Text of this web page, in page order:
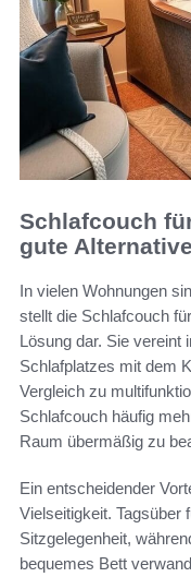
Schlafcouch
gute
In vielen Wohnungen
stellt die Schlafcouch
Lösung dar. Sie vereint
Schlafplatzes mit dem
Vergleich zu
Schlafcouch häufig
Raum übermäßig zu
Ein entscheidender
Vielseitigkeit. Tagsüber
Sitzgelegenheit,
bequemes Bett